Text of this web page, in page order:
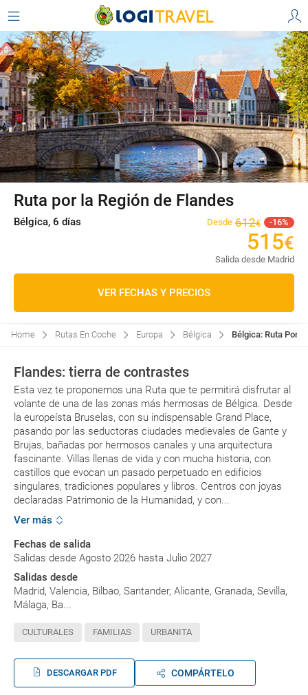
Ruta por la Región de Flandes
Bélgica, 6 días Desde 612€ 16
515€
Salida desde Madrid
VER FECHAS Y PRECIOS
Home Rutas En Coche Europa Bélgica Bélgica: Ruta Por
Flandes: tierra de contrastes
Esta vez te proponemos una Ruta que te permitirá disfrutar al
volante de una de las zonas más hermosas de Bélgica. Desde
la europeísta Bruselas, con su indispensable Grand Place,
pasando por las seductoras ciudades medievales de Gante y
Brujas, bañadas por hermosos canales y una arquitectura
fascinante. Villas llenas de vida y con mucha historia, con
castillos que evocan un pasado perpetuado en edificios
singulares, tradiciones populares y libros. Centros con joyas
declaradas Patrimonio de la Humanidad, y con...
Ver más
Fechas de salida
Salidas desde Agosto 2026 hasta Julio 2027
Salidas desde
Madrid, Valencia, Bilbao, Santander, Alicante, Granada, Sevilla,
Málaga, Ba...
CULTURALES FAMILIAS URBANITA
DESCARGAR PDF COMPÁRTELO